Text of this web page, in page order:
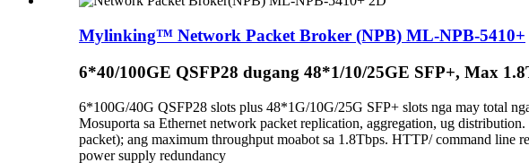
Mylinking™ Network Packet Broker (NPB) ML-NPB-5410+
6*40/100GE QSFP28 dugang 48*1/10/25GE SFP+, Max
6*100G/40G QSFP28 slots plus 48*1G/10G/25G SFP+ slots nga may total
Mosuporta sa Ethernet network packet replication, aggregation, ug
packet); ang maximum throughput moabot sa 1.8Tbps. HTTP/ command line
power supply redundancy